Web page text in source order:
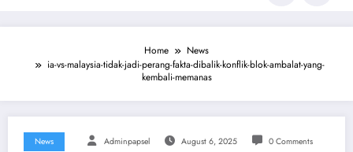
Home
News
ia-vs-malaysia-tidak-jadi-perang-fakta-dibalik-konflik-blok-ambalat-yang-
kembali-memanas
News Adminpapsel August 6, 2025 0 Comments